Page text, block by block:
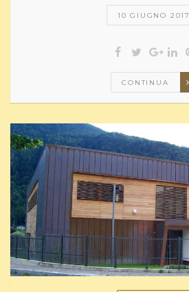
10 GIUGNO 2017
CONTINUA